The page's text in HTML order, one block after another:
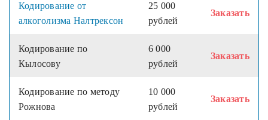
Кодирование от
алкоголизма Налтрексон
25 000
рублей
Заказать
Кодирование по
Кылосову
6 000
рублей
Заказать
Кодирование по методу
Рожнова
10 000
рублей
Заказать